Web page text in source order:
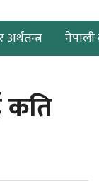
नेपाली
कति